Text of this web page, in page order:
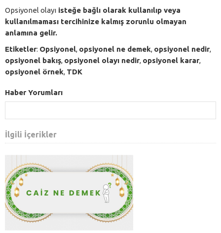
Opsiyonel olayı isteğe bağlı olarak kullanılıp veya
kullanılmaması tercihinize kalmış zorunlu olmayan
anlamına gelir.
Etiketler: Opsiyonel, opsiyonel ne demek, opsiyonel nedir,
opsiyonel bakış, opsiyonel olayı nedir, opsiyonel karar,
opsiyonel örnek, TDK
Haber Yorumları
İlgili İçerikler